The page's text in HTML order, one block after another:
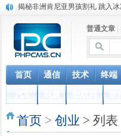
揭秘非洲肯尼亚男孩割礼 跳入
猪到寺院跪拜“祈福”真相 “二师兄
菲律宾的蟒蛇按摩：让4条巨蟒
英国妖娆哥街头跳甩臀舞 根本停
iOS 12.2 重磅功能更新，支持
联通正式确认VoLTE商用时间
台湾中华电信停售新机对华为开
女人最敏感的部位在哪里？ 最
普通文章
首页 通信 技术 终端
首页 > 创业 > 列表